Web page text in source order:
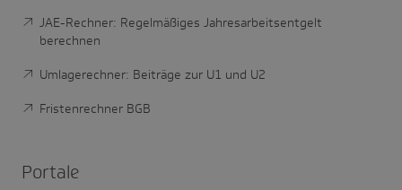
JAE-Rechner: Regelmäßiges Jahresarbeitsentgelt
berechnen
Umlagerechner: Beiträge zur U1 und U2
Fristenrechner BGB
Portale